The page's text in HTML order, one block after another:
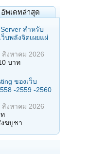
อัพเดทล่าสุด
สำหรับ
บพลังจิตเผยแผ่
สิงหาคม 2026
บาท
ของเว็บ
-2559 -2560
สิงหาคม 2026
ฆบูชา…